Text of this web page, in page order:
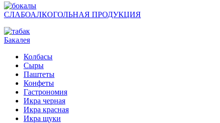
СЛАБОАЛКОГОЛЬНАЯ ПРОДУКЦИЯ
Бакалея
Колбасы
Сыры
Паштеты
Конфеты
Гастрономия
Икра черная
Икра красная
Икра щуки